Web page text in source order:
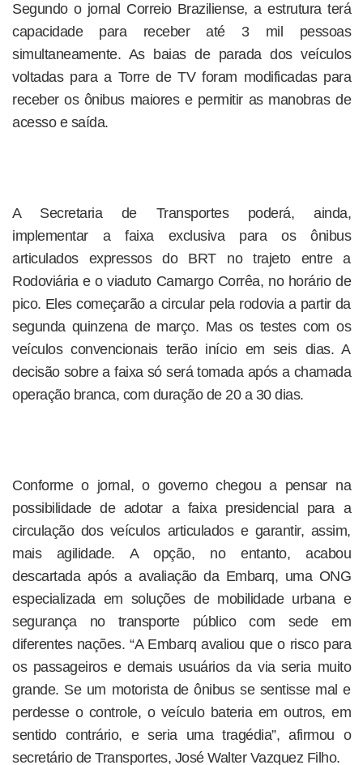
Segundo o jornal Correio Braziliense, a estrutura terá
capacidade para receber até 3 mil pessoas
simultaneamente. As baias de parada dos veículos
voltadas para a Torre de TV foram modificadas para
receber os ônibus maiores e permitir as manobras de
acesso e saída.
A Secretaria de Transportes poderá, ainda,
implementar a faixa exclusiva para os ônibus
articulados expressos do BRT no trajeto entre a
Rodoviária e o viaduto Camargo Corrêa, no horário de
pico. Eles começarão a circular pela rodovia a partir da
segunda quinzena de março. Mas os testes com os
veículos convencionais terão início em seis dias. A
decisão sobre a faixa só será tomada após a chamada
operação branca, com duração de 20 a 30 dias.
Conforme o jornal, o governo chegou a pensar na
possibilidade de adotar a faixa presidencial para a
circulação dos veículos articulados e garantir, assim,
mais agilidade. A opção, no entanto, acabou
descartada após a avaliação da Embarq, uma ONG
especializada em soluções de mobilidade urbana e
segurança no transporte público com sede em
diferentes nações. “A Embarq avaliou que o risco para
os passageiros e demais usuários da via seria muito
grande. Se um motorista de ônibus se sentisse mal e
perdesse o controle, o veículo bateria em outros, em
sentido contrário, e seria uma tragédia”, afirmou o
secretário de Transportes, José Walter Vazquez Filho.